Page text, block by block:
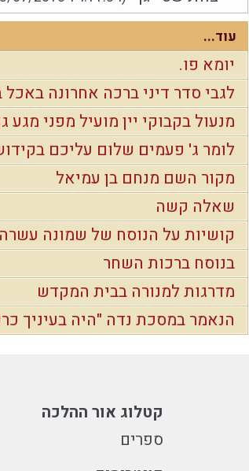
עוד...
יומא פו.
לגבי סדר דיני ברכה אחרונה באכל
מנעול בקבוקי יין מועיל מפני מגע
לומר ג' פעמים שלום עליכם
מקור השם מנחם בן עמיאל
שאלה קשה
קושיות על הנוסח של שמונה עשרה
בנוסח ברכות השחר
מדרגות למנורה בבית המקדש
הנאמר במסכת נדה "היה בעיניך
קטלוג אור ההלכה
ספרים